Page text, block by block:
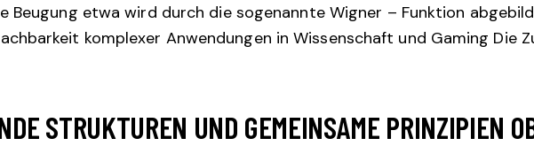
Beugung etwa wird durch die sogenannte Wigner – Funktion
komplexer Anwendungen in Wissenschaft und Gaming Die
STRUKTUREN UND GEMEINSAME PRINZIPIEN